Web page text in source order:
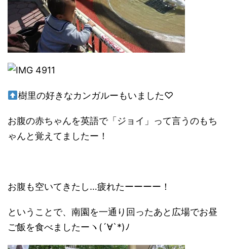
樹里の好きなカンガルーもいました♡
お腹の赤ちゃんを英語で「ジョイ」って言うのもち
ゃんと覚えてましたー！
お腹も空いてきたし…疲れたーーーー！
ということで、南園を一通り回ったあと広場でお昼
ご飯を食べましたーヽ(´∀`*)ﾉ